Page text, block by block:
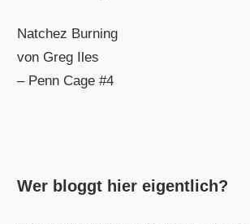
Natchez Burning
von Greg Iles
– Penn Cage #4
Wer bloggt hier eigentlich?